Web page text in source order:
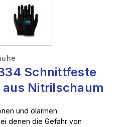
Schnittfeste
Nitrilschaum
und ölarmen
denen die Gefahr von